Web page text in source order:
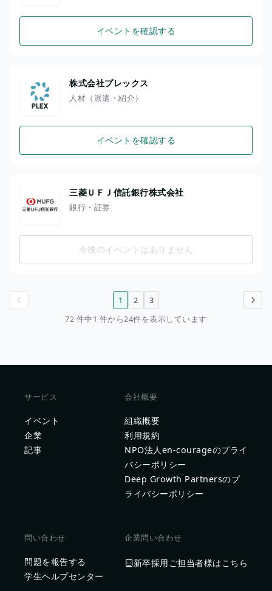
イベントを確認する
株式会社プレックス
人材（派遣・紹介）
イベントを確認する
三菱ＵＦＪ信託銀行株式会社
銀行・証券
今後のイベントはありません
次のページ
1 2
3
72 件中1 件から24件を表示しています
サービス
イベント
企業
記事
会社概要
組織概要
利用規約
NPO法人en-courageのプライ
バシーポリシー
Deep Growth Partnersのプ
ライバシーポリシー
問い合わせ
問題を報告する
学生ヘルプセンター
企業問い合わせ
新卒採用ご担当者様はこちら